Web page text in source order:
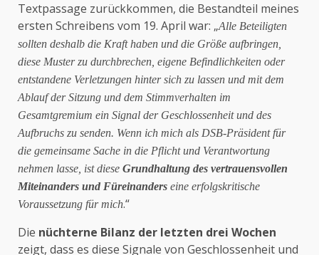
Textpassage zurückkommen, die Bestandteil meines
ersten Schreibens vom 19. April war: „Alle Beteiligten
sollten deshalb die Kraft haben und die Größe aufbringen,
diese Muster zu durchbrechen, eigene Befindlichkeiten oder
entstandene Verletzungen hinter sich zu lassen und mit dem
Ablauf der Sitzung und dem Stimmverhalten im
Gesamtgremium ein Signal der Geschlossenheit und des
Aufbruchs zu senden. Wenn ich mich als DSB-Präsident für
die gemeinsame Sache in die Pflicht und Verantwortung
nehmen lasse, ist diese Grundhaltung des vertrauensvollen
Miteinanders und Füreinanders eine erfolgskritische
Voraussetzung für mich.“
Die nüchterne Bilanz der letzten drei Wochen
zeigt, dass es diese Signale von Geschlossenheit und